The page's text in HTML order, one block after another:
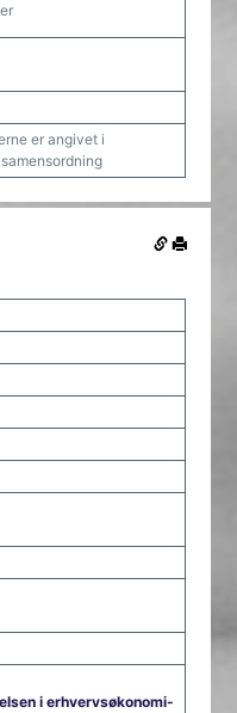
er angivet i
i erhvervsøkonomi-